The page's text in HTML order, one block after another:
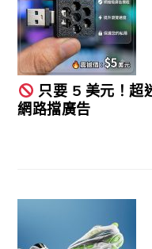
只要 5 美元！超
網路擋廣告